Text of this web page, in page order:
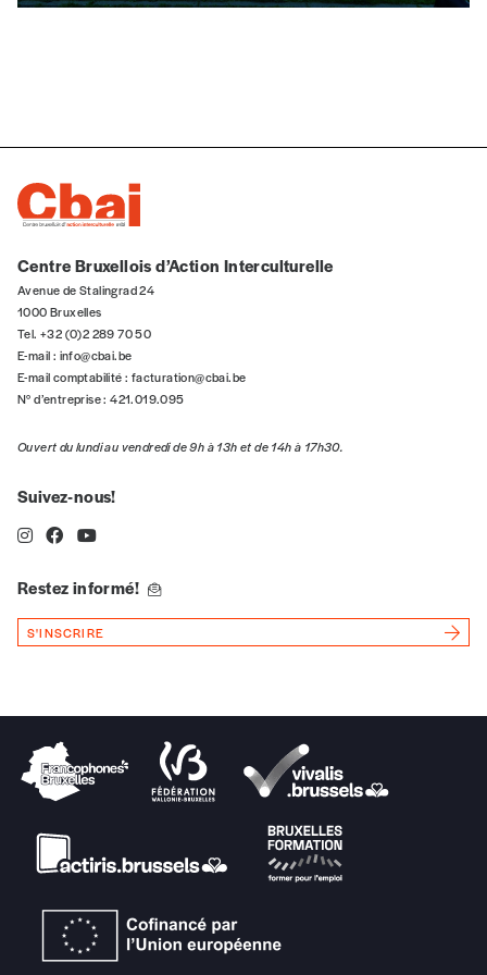
Édition numérique
Offre découverte
Je souhaite bénéficier de l’offre découverte
Cadeau
Vos coordonnées
TVA
Centre Bruxellois d’Action Interculturelle
Avenue de Stalingrad 24
1000 Bruxelles
Tel. +32 (0)2 289 70 50
E-mail : info@cbai.be
E-mail comptabilité : facturation@cbai.be
N° d’entreprise : 421.019.095
Ouvert du lundi au vendredi de 9h à 13h et de 14h à 17h30.
Suivez-nous!
Restez informé!
S'INSCRIRE